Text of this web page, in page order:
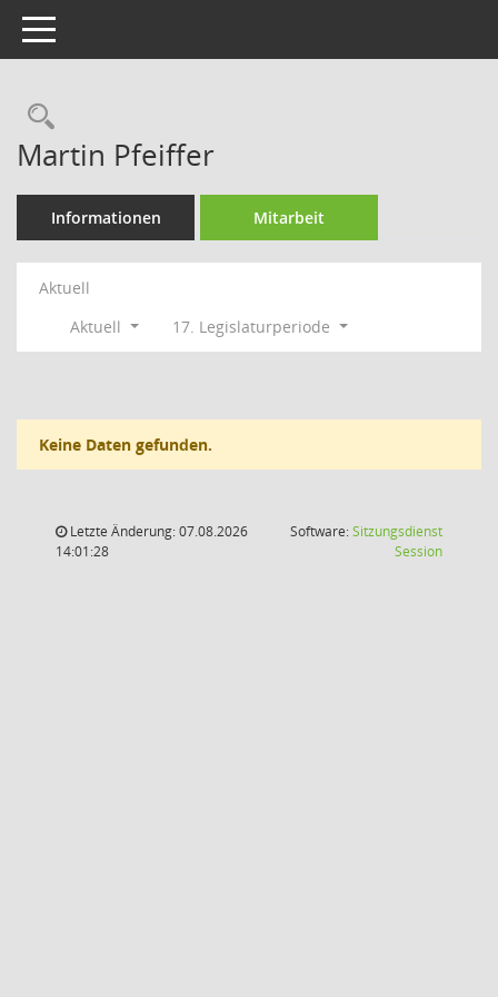
Toggle navigation
Rechercheauswahl
Martin Pfeiffer
Informationen Mitarbeit
Aktuell
Aktuell
17. Legislaturperiode
Keine Daten gefunden.
Letzte Änderung: 07.08.2026
14:01:28
Software:Sitzungsdienst
Session(Wird in